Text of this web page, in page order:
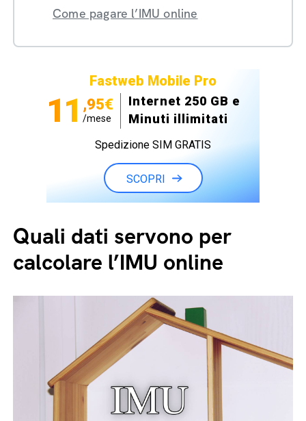
Come pagare l’IMU online
Fastweb Mobile Pro
11 ,95€
/mese
Internet 250 GB e
Minuti illimitati
Spedizione SIM GRATIS
SCOPRI
Quali dati servono per
calcolare l’IMU online